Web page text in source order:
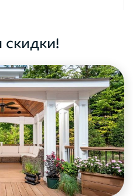
скидки!